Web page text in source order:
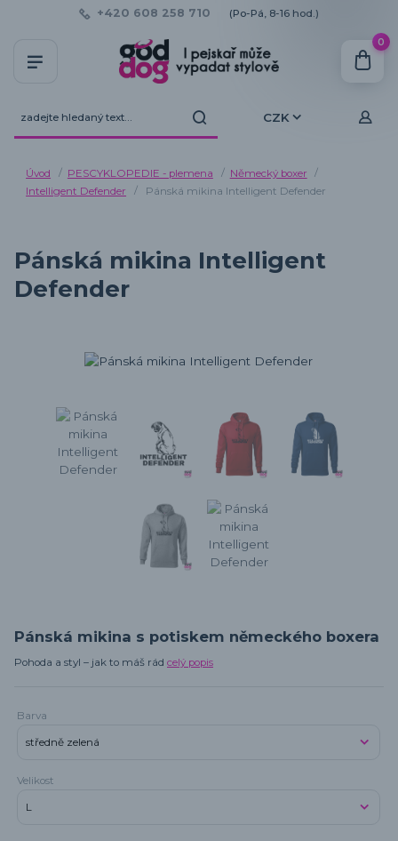
CZK
+420 608 258 710 (Po-Pá, 8-16 hod.)
0
Úvod PESCYKLOPEDIE - plemena
Německý boxer
Intelligent Defender
Pánská mikina Intelligent Defender
Pánská mikina Intelligent
Defender
Pánská mikina s potiskem německého boxera
Pohoda a styl – jak to máš rád celý popis
Barva
Velikost